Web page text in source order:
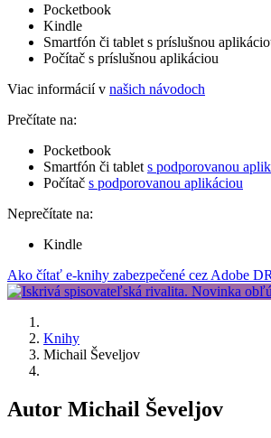
Pocketbook
Kindle
Smartfón či tablet s príslušnou
Počítač s príslušnou aplikáciou
Viac informácií v našich návodoch
Prečítate na:
Pocketbook
Smartfón či tablet s podporovanou
Počítač s podporovanou aplikáciou
Neprečítate na:
Kindle
Ako čítať e-knihy zabezpečené cez Adobe
Knihy
Michail Ševeljov
Autor Michail Ševeljov